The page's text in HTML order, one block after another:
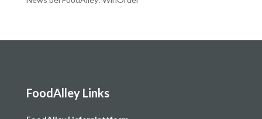
FoodAlley Links